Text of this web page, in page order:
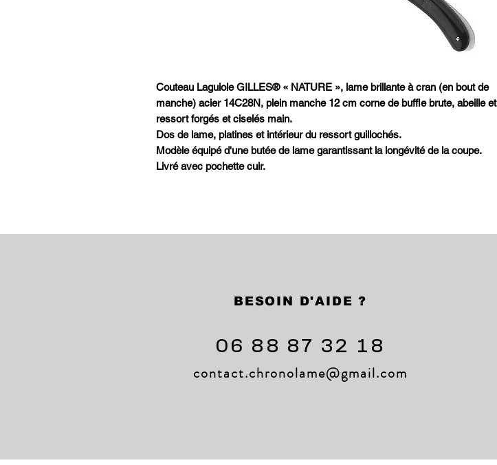
Couteau Laguiole GILLES® « NATURE », lame brillante à cran (en bout de
manche) acier 14C28N, plein manche 12 cm corne de buffle brute, abeille et
ressort forgés et ciselés main.
Dos de lame, platines et intérieur du ressort guillochés.
Modèle équipé d'une butée de lame garantissant la longévité de la coupe.
Livré avec pochette cuir.
BESOIN D'AIDE ?
06 88 87 32 18
contact.chronolame@gmail.com